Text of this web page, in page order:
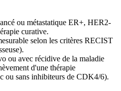
ou métastatique ER+, HER2-
curative.
selon les critères RECIST
ou avec récidive de la maladie
d'une thérapie
ou sans inhibiteurs de CDK4/6).